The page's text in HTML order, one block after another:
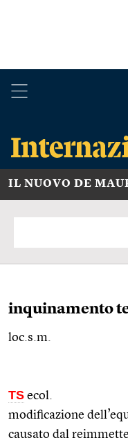
IL NUOVO DE
inquinamento
loc.s.m.
TS ecol.
modificazione
causato dal